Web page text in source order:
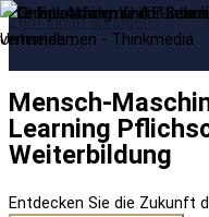
Zum Inhalt springen
Mensch-
Learning
Weiterbildung
Entdecken Sie die Zukunft